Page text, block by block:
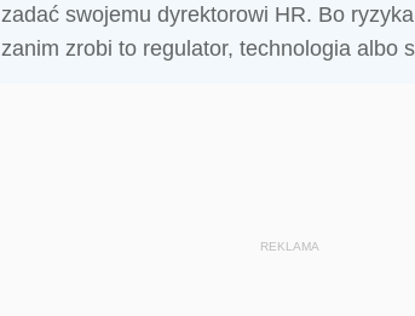
swojemu dyrektorowi HR. Bo
zrobi to regulator, technologia albo
REKLAMA